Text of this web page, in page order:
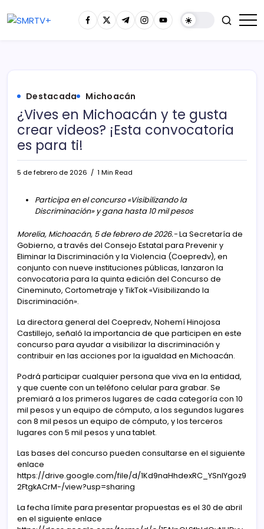
Destacada Michoacán
¿Vives en Michoacán y te gusta
crear videos? ¡Esta convocatoria
es para ti!
5 de febrero de 2026 1 Min Read
Participa en el concurso «Visibilizando la
Discriminación» y gana hasta 10 mil pesos
Morelia, Michoacán, 5 de febrero de 2026.-La Secretaría de
Gobierno, a través del Consejo Estatal para Prevenir y
Eliminar la Discriminación y la Violencia (Coepredv), en
conjunto con nueve instituciones públicas, lanzaron la
convocatoria para la quinta edición del Concurso de
Cineminuto, Cortometraje y TikTok «Visibilizando la
Discriminación».
La directora general del Coepredv, Nohemí Hinojosa
Castillejo, señaló la importancia de que participen en este
concurso para ayudar a visibilizar la discriminación y
contribuir en las acciones por la igualdad en Michoacán.
Podrá participar cualquier persona que viva en la entidad,
y que cuente con un teléfono celular para grabar. Se
premiará a los primeros lugares de cada categoría con 10
mil pesos y un equipo de cómputo, a los segundos lugares
con 8 mil pesos un equipo de cómputo, y los terceros
lugares con 5 mil pesos y una tablet.
Las bases del concurso pueden consultarse en el siguiente
enlace
https://drive.google.com/file/d/1Kd9naHhdexRC_YSnIYgoz9
2FtgkACrM-/view?usp=sharing
La fecha límite para presentar propuestas es el 30 de abril
en el siguiente enlace